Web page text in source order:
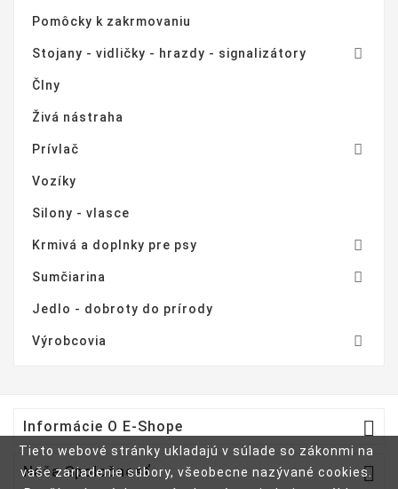
Tieto webové stránky ukladajú v súlade so zákonmi na
vaše zariadenie súbory, všeobecne nazývané cookies.
Pomôcky k zakrmovaniu
Stojany - vidličky - hrazdy - signalizátory 
Člny
Živá nástraha
Prívlač 
Vozíky
Silony - vlasce
Krmivá a doplnky pre psy 
Sumčiarina 
Jedlo - dobroty do prírody
Výrobcovia 
Informácie O E-Shope 
Naša Spoločnosť 